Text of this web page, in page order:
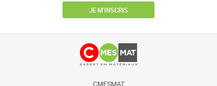
JE M’INSCRIS
CMESMAT